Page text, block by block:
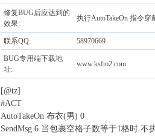
修复BUG后应达到的
效果:
执行AutoTakeOn 指令穿
联系QQ: 58970669
BUG专用端下载地
址:
www.ksfm2.com
[@tz]
#ACT
AutoTakeOn 布衣(男) 0
SendMsg 6 当包裹空格子数等于1格时 不